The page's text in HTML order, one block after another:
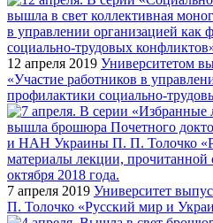
12 апреля 2019 Университетом
«Участие работников в
профилактики социально-
7 апреля 2019 Университет
П. Толочко «Русский мир и